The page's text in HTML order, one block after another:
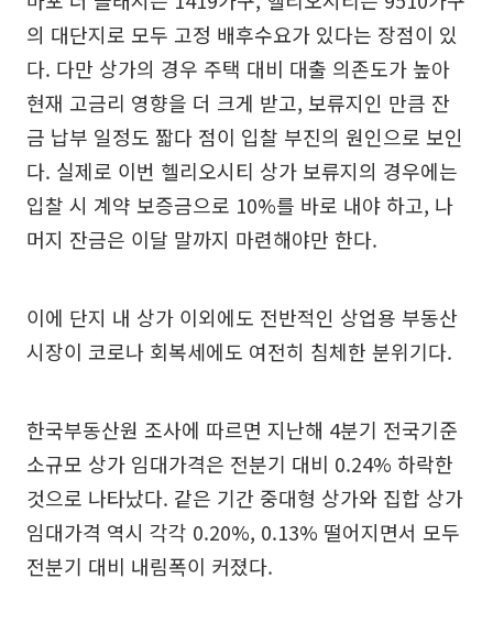
의 대단지로 모두 고정 배후수요가 있다는 장점이 있
다. 다만 상가의 경우 주택 대비 대출 의존도가 높아
현재 고금리 영향을 더 크게 받고, 보류지인 만큼 잔
금 납부 일정도 짧다 점이 입찰 부진의 원인으로 보인
다. 실제로 이번 헬리오시티 상가 보류지의 경우에는
입찰 시 계약 보증금으로 10%를 바로 내야 하고, 나
머지 잔금은 이달 말까지 마련해야만 한다.
이에 단지 내 상가 이외에도 전반적인 상업용 부동산
시장이 코로나 회복세에도 여전히 침체한 분위기다.
한국부동산원 조사에 따르면 지난해 4분기 전국기준
소규모 상가 임대가격은 전분기 대비 0.24% 하락한
것으로 나타났다. 같은 기간 중대형 상가와 집합 상가
임대가격 역시 각각 0.20%, 0.13% 떨어지면서 모두
전분기 대비 내림폭이 커졌다.